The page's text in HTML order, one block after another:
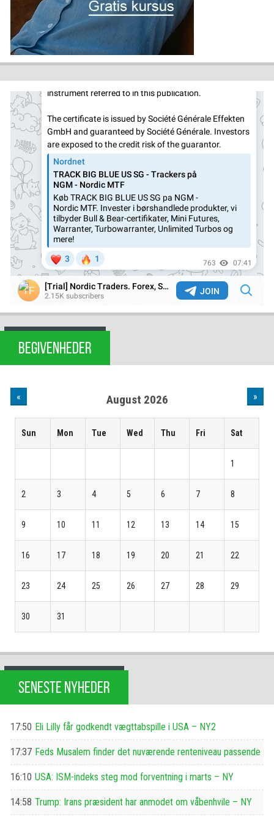
BEGIVENHEDER
« August 2026 »
Sun Mon Tue Wed Thu Fri Sat
1
2 3 4 5 6 7 8
9 10 11 12 13 14 15
16 17 18 19 20 21 22
23 24 25 26 27 28 29
30 31
SENESTE NYHEDER
17:50 Eli Lilly får godkendt vægttabspille i USA – NY2
17:37 Feds Musalem finder det nuværende renteniveau passende
16:10 USA: ISM-indeks steg mod forventning i marts – NY
14:58 Trump: Irans præsident har anmodet om våbenhvile – NY